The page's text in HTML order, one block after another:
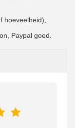
hoeveelheid),
Paypal goed.